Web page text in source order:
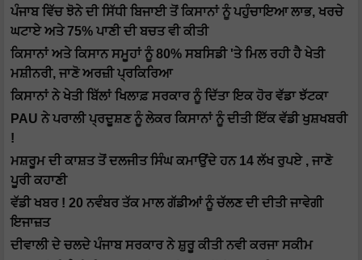
ਪੰਜਾਬ ਵਿੱਚ ਝੋਨੇ ਦੀ ਸਿੱਧੀ ਬਿਜਾਈ ਤੋਂ ਕਿਸਾਨਾਂ ਨੂੰ ਪਹੁੰਚਾਇਆ ਲਾਭ, ਖਰਚੇ
ਘਟਾਏ ਅਤੇ 75% ਪਾਣੀ ਦੀ ਬਚਤ ਵੀ ਕੀਤੀ
ਕਿਸਾਨਾਂ ਅਤੇ ਕਿਸਾਨ ਸਮੂਹਾਂ ਨੂੰ 80% ਸਬਸਿਡੀ 'ਤੇ ਮਿਲ ਰਹੀ ਹੈ ਖੇਤੀ
ਮਸ਼ੀਨਰੀ, ਜਾਣੋ ਅਰਜ਼ੀ ਪ੍ਰਕਿਰਿਆ
ਕਿਸਾਨਾਂ ਨੇ ਖੇਤੀ ਬਿੱਲਾਂ ਖਿਲਾਫ਼ ਸਰਕਾਰ ਨੂੰ ਦਿੱਤਾ ਇਕ ਹੋਰ ਵੱਡਾ ਝੱਟਕਾ
PAU ਨੇ ਪਰਾਲੀ ਪ੍ਰਦੂਸ਼ਣ ਨੂੰ ਲੇਕਰ ਕਿਸਾਨਾਂ ਨੂੰ ਦੀਤੀ ਇੱਕ ਵੱਡੀ ਖੁਸ਼ਖਬਰੀ
!
ਮਸ਼ਰੂਮ ਦੀ ਕਾਸ਼ਤ ਤੋਂ ਦਲਜੀਤ ਸਿੰਘ ਕਮਾਉਂਦੇ ਹਨ 14 ਲੱਖ ਰੁਪਏ , ਜਾਣੋ
ਪੂਰੀ ਕਹਾਣੀ
ਵੱਡੀ ਖਬਰ ! 20 ਨਵੰਬਰ ਤੱਕ ਮਾਲ ਗੱਡੀਆਂ ਨੂੰ ਚੱਲਣ ਦੀ ਦੀਤੀ ਜਾਵੇਗੀ
ਇਜਾਜ਼ਤ
ਦੀਵਾਲੀ ਦੇ ਚਲਦੇ ਪੰਜਾਬ ਸਰਕਾਰ ਨੇ ਸ਼ੁਰੂ ਕੀਤੀ ਨਵੀ ਕਰਜਾ ਸਕੀਮ